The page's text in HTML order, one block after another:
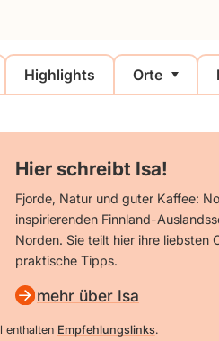
Highlights Orte
Hier schreibt Isa!
Fjorde, Natur und guter Kaffee:
inspirierenden Finnland-
Norden. Sie teilt hier ihre liebsten
praktische Tipps.
mehr über Isa
enthalten Empfehlungslinks.